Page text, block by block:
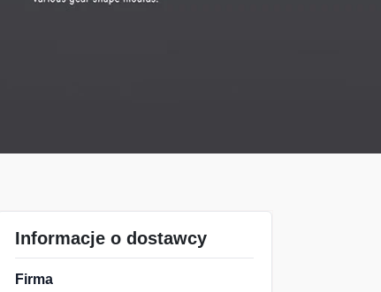
Informacje o dostawcy
Firma